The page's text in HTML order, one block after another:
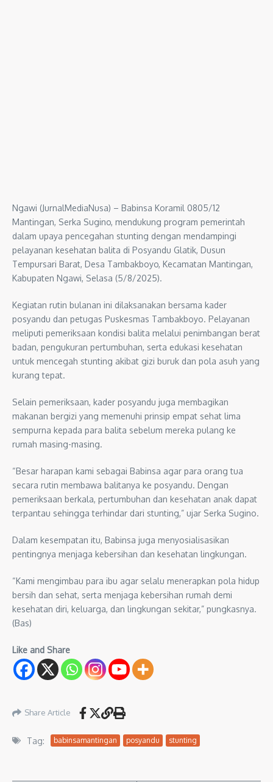
Ngawi (JurnalMediaNusa) – Babinsa Koramil 0805/12
Mantingan, Serka Sugino, mendukung program pemerintah
dalam upaya pencegahan stunting dengan mendampingi
pelayanan kesehatan balita di Posyandu Glatik, Dusun
Tempursari Barat, Desa Tambakboyo, Kecamatan Mantingan,
Kabupaten Ngawi, Selasa (5/8/2025).
Kegiatan rutin bulanan ini dilaksanakan bersama kader
posyandu dan petugas Puskesmas Tambakboyo. Pelayanan
meliputi pemeriksaan kondisi balita melalui penimbangan berat
badan, pengukuran pertumbuhan, serta edukasi kesehatan
untuk mencegah stunting akibat gizi buruk dan pola asuh yang
kurang tepat.
Selain pemeriksaan, kader posyandu juga membagikan
makanan bergizi yang memenuhi prinsip empat sehat lima
sempurna kepada para balita sebelum mereka pulang ke
rumah masing-masing.
“Besar harapan kami sebagai Babinsa agar para orang tua
secara rutin membawa balitanya ke posyandu. Dengan
pemeriksaan berkala, pertumbuhan dan kesehatan anak dapat
terpantau sehingga terhindar dari stunting,” ujar Serka Sugino.
Dalam kesempatan itu, Babinsa juga menyosialisasikan
pentingnya menjaga kebersihan dan kesehatan lingkungan.
“Kami mengimbau para ibu agar selalu menerapkan pola hidup
bersih dan sehat, serta menjaga kebersihan rumah demi
kesehatan diri, keluarga, dan lingkungan sekitar,” pungkasnya.
(Bas)
Like and Share
Share Article
Tag: babinsamantingan posyandu stunting